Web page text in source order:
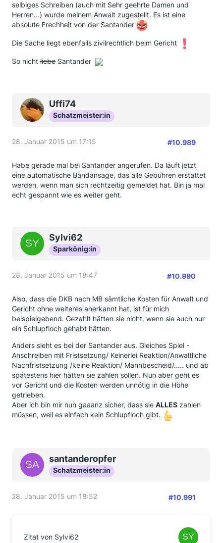
selbiges Schreiben (auch mit Sehr geehrte Damen und
Herren...) wurde meinem Anwalt zugestellt. Es ist eine
absolute Frechheit von der Santander
Die Sache liegt ebenfalls zivilrechtlich beim Gericht
So nicht liebe Santander
Uffi74
Schatzmeister:in
28. Januar 2015 um 17:15 #10.989
Habe gerade mal bei Santander angerufen. Da läuft jetzt
eine automatische Bandansage, das alle Gebühren erstattet
werden, wenn man sich rechtzeitig gemeldet hat. Bin ja mal
echt gespannt wie es weiter geht.
Sylvi62
Sparkönig:in
28. Januar 2015 um 18:47 #10.990
Also, dass die DKB nach MB sämtliche Kosten für Anwalt und
Gericht ohne weiteres anerkannt hat, ist für mich
beispielgebend. Gezahlt hätten sie nicht, wenn sie auch nur
ein Schlupfloch gehabt hätten.
Anders sieht es bei der Santander aus. Gleiches Spiel -
Anschreiben mit Fristsetzung/ Keinerlei Reaktion/Anwaltliche
Nachfristsetzung /keine Reaktion/ Mahnbescheid/..... und ab
spätestens hier hätten sie zahlen sollen. Nun aber geht es
vor Gericht und die Kosten werden unnötig in die Höhe
getrieben.
Aber ich bin mir nun gaaanz sicher, dass sie ALLES zahlen
müssen, weil es einfach kein Schlupfloch gibt.
santanderopfer
Schatzmeister:in
28. Januar 2015 um 18:52 #10.991
Zitat von Sylvi62